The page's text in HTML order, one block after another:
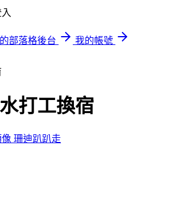
部落格後台
我的帳號
打工換宿
珊迪趴趴走